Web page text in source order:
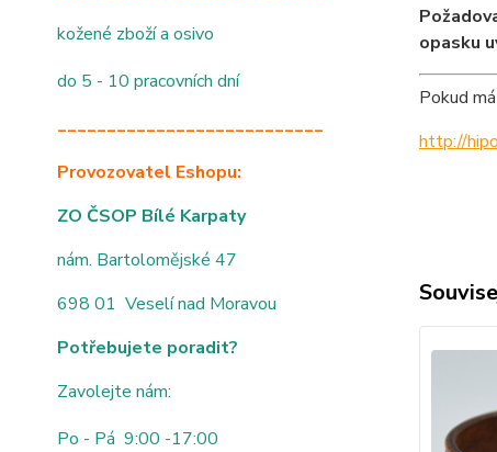
kožené zboží a osivo
do 5 - 10 pracovních dní
___________________________
Provozovatel Eshopu:
ZO ČSOP Bílé Karpaty
nám. Bartolomějské 47
698 01 Veselí nad Moravou
Potřebujete poradit?
Zavolejte nám:
Po - Pá 9:00 -17:00
opasku
Pokud
http://